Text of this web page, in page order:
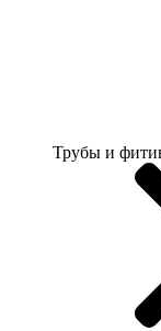
Трубы и